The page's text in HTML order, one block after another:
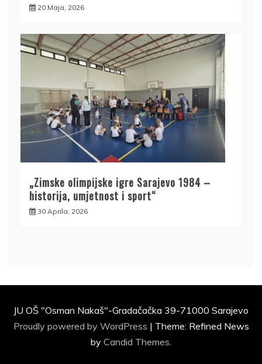
20 Maja, 2026
„Zimske olimpijske igre Sarajevo 1984 –
historija, umjetnost i sport“
30 Aprila, 2026
JU OŠ "Osman Nakaš"-Gradačačka 39-71000 Sarajevo
Proudly powered by WordPress | Theme: Refined News
by Candid Themes